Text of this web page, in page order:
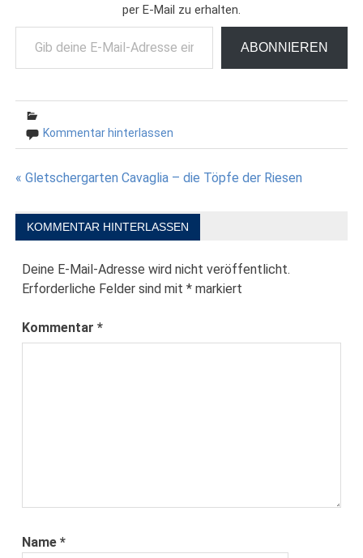
per E-Mail zu erhalten.
Gib deine E-Mail-Adresse ein ...
ABONNIEREN
Kommentar hinterlassen
Beitragsnavigation
« Gletschergarten Cavaglia – die Töpfe der Riesen
KOMMENTAR HINTERLASSEN
Deine E-Mail-Adresse wird nicht veröffentlicht.
Erforderliche Felder sind mit* markiert
Kommentar*
Name*